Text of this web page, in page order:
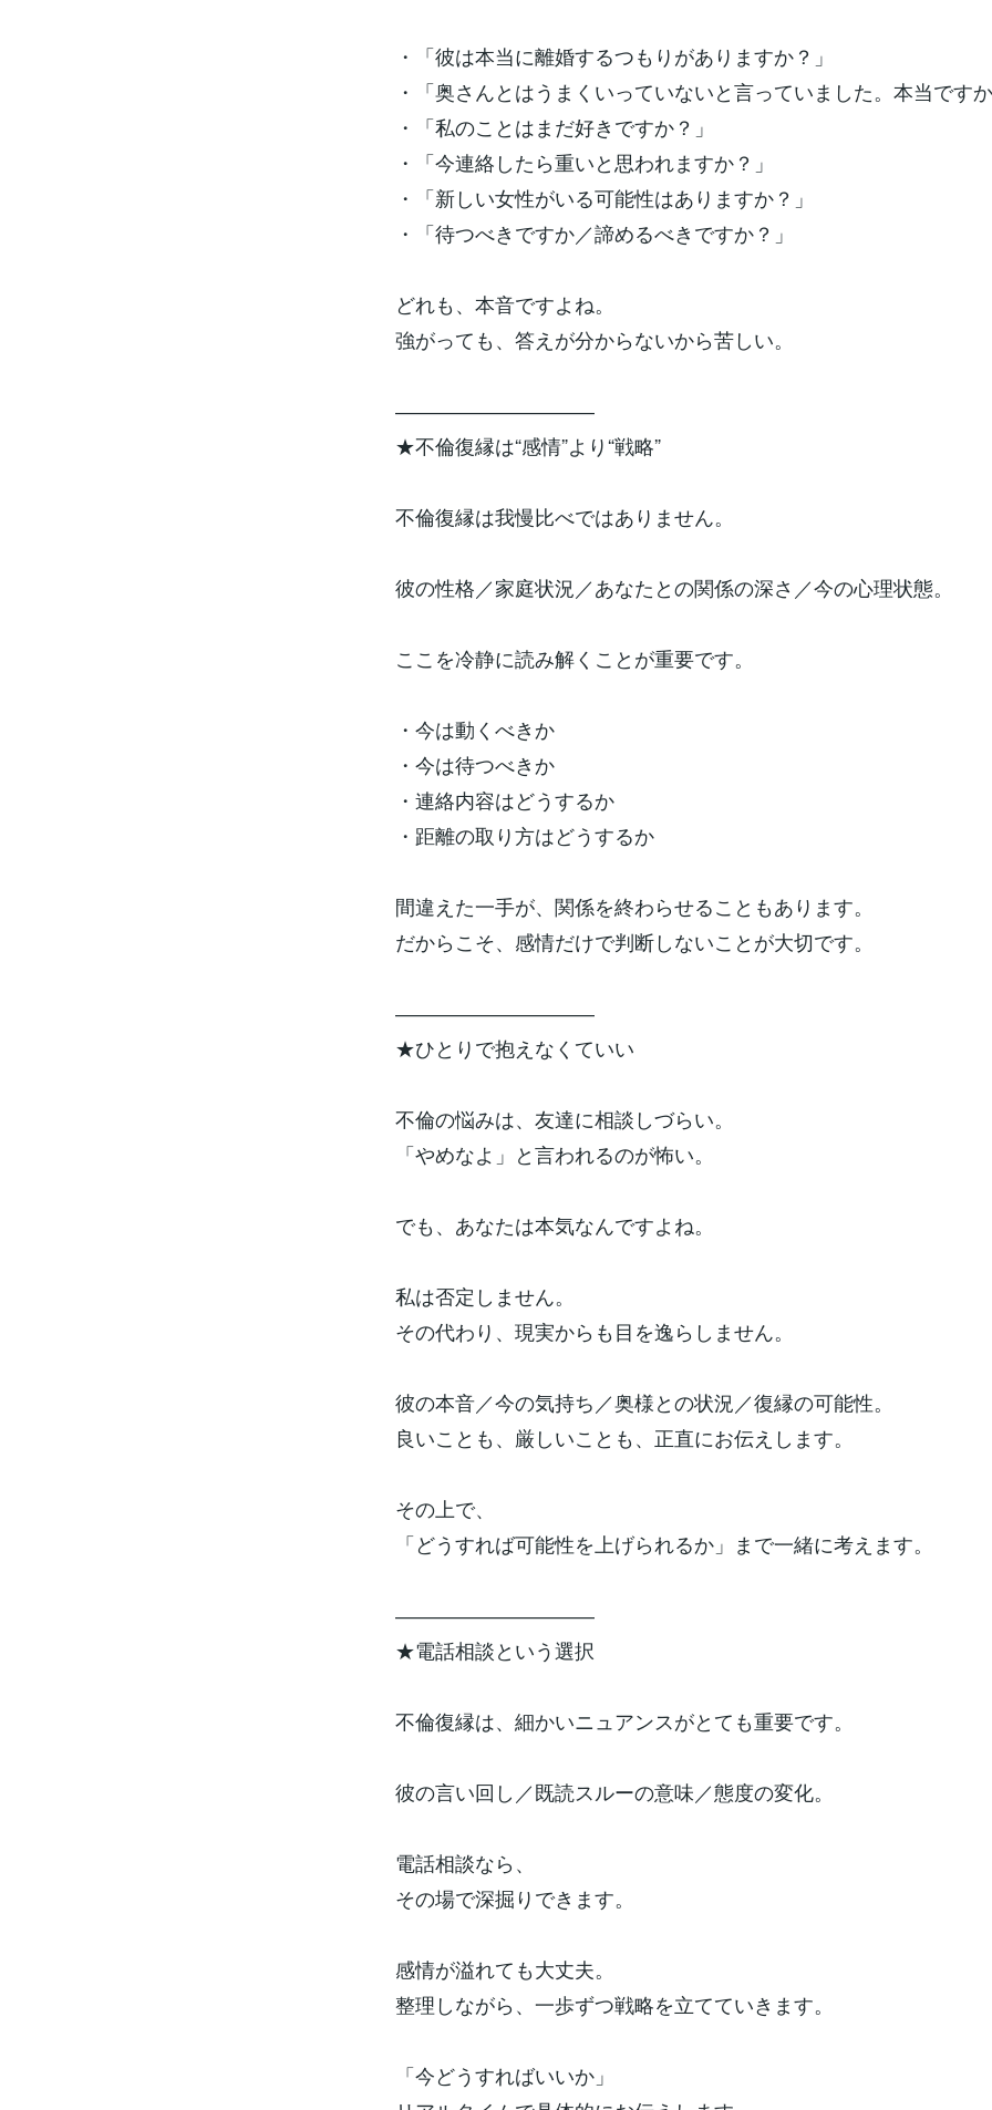
・「彼は本当に離婚するつもりがありますか？」
・「奥さんとはうまくいっていないと言っていました。本当ですか
・「私のことはまだ好きですか？」
・「今連絡したら重いと思われますか？」
・「新しい女性がいる可能性はありますか？」
・「待つべきですか／諦めるべきですか？」
どれも、本音ですよね。
強がっても、答えが分からないから苦しい。
――――――――――
★不倫復縁は“感情”より“戦略”
不倫復縁は我慢比べではありません。
彼の性格／家庭状況／あなたとの関係の深さ／今の心理状態。
ここを冷静に読み解くことが重要です。
・今は動くべきか
・今は待つべきか
・連絡内容はどうするか
・距離の取り方はどうするか
間違えた一手が、関係を終わらせることもあります。
だからこそ、感情だけで判断しないことが大切です。
――――――――――
★ひとりで抱えなくていい
不倫の悩みは、友達に相談しづらい。
「やめなよ」と言われるのが怖い。
でも、あなたは本気なんですよね。
私は否定しません。
その代わり、現実からも目を逸らしません。
彼の本音／今の気持ち／奥様との状況／復縁の可能性。
良いことも、厳しいことも、正直にお伝えします。
その上で、
「どうすれば可能性を上げられるか」まで一緒に考えます。
――――――――――
★電話相談という選択
不倫復縁は、細かいニュアンスがとても重要です。
彼の言い回し／既読スルーの意味／態度の変化。
電話相談なら、
その場で深掘りできます。
感情が溢れても大丈夫。
整理しながら、一歩ずつ戦略を立てていきます。
「今どうすればいいか」